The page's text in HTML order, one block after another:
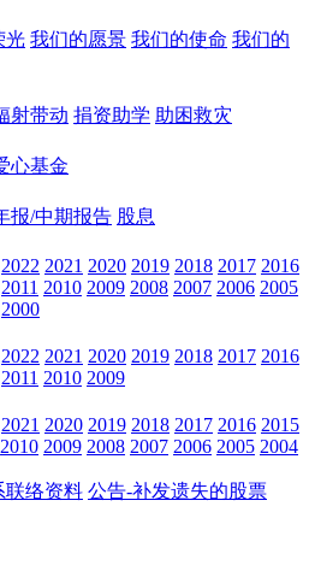
光 我们的愿景 我们的使命 我们的
射带动 捐资助学 助困救灾
心基金
报/中期报告 股息
2022 2021 2020 2019 2018 2017 2016
2011 2010 2009 2008 2007 2006 2005
2000
2022 2021 2020 2019 2018 2017 2016
2011 2010 2009
2021 2020 2019 2018 2017 2016 2015
2010 2009 2008 2007 2006 2005 2004
联络资料 公告-补发遗失的股票